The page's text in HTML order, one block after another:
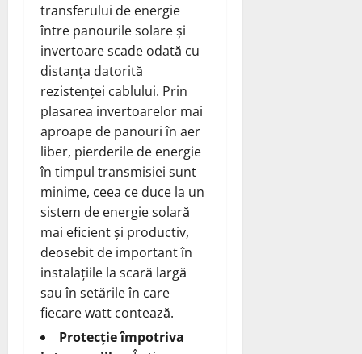
transferului de energie
între panourile solare și
invertoare scade odată cu
distanța datorită
rezistenței cablului. Prin
plasarea invertoarelor mai
aproape de panouri în aer
liber, pierderile de energie
în timpul transmisiei sunt
minime, ceea ce duce la un
sistem de energie solară
mai eficient și productiv,
deosebit de important în
instalațiile la scară largă
sau în setările în care
fiecare watt contează.
Protecție împotriva